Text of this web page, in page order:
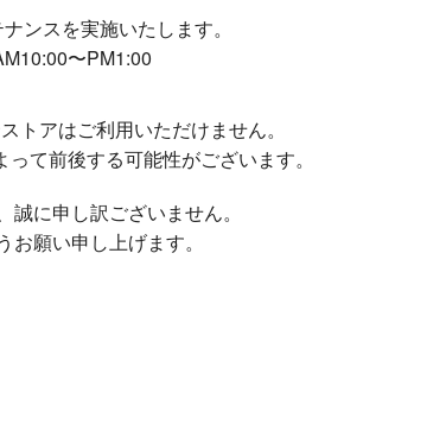
ンスを実施いたします。
〜PM1:00
トアはご利用いただけません。
って前後する可能性がございます。
誠に申し訳ございません。
願い申し上げます。